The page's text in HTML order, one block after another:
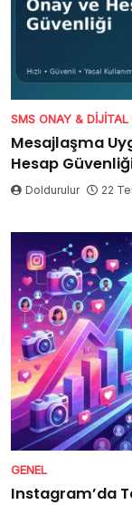
SMS ONAY &
Mesajlaşma
Hesap
Doldurulur 22
GENEL
Instagram’da